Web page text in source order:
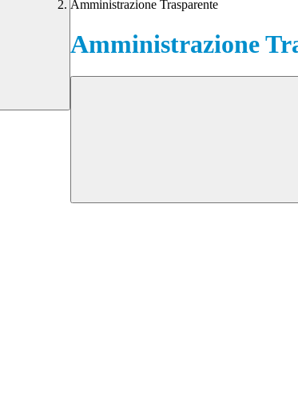
Amministrazione Trasparente
Amministrazione